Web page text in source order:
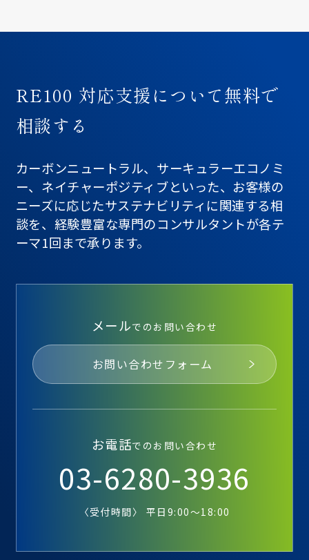
RE100 対応支援について無料で
相談する
カーボンニュートラル、サーキュラーエコノミ
ー、ネイチャーポジティブといった、お客様の
ニーズに応じたサステナビリティに関連する相
談を、経験豊富な専門のコンサルタントが各テ
ーマ1回まで承ります。
メールでのお問い合わせ
お問い合わせフォーム
お電話でのお問い合わせ
03-6280-3936
〈受付時間〉 平日9:00～18:00